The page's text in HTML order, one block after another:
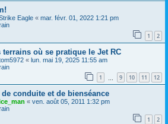
Eagle « mar. févr. 01, 2022 1:21 pm
1 2
terrains où se pratique le Jet RC
« lun. mai 19, 2025 11:55 am
1 9 10 11 12
de conduite et de bienséance
« ven. août 05, 2011 1:32 pm
1 2